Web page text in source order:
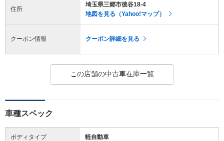
住所
埼玉県三郷市後谷18-4
地図を見る（Yahoo!マップ）
クーポン情報 クーポン詳細を見る
この店舗の中古車在庫一覧
車種スペック
ボディタイプ 軽自動車